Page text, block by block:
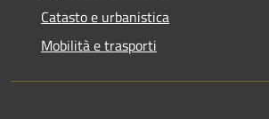
Catasto e urbanistica
Mobilità e trasporti